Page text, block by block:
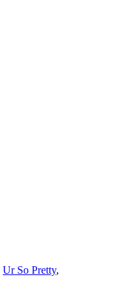
Ur So Pretty,